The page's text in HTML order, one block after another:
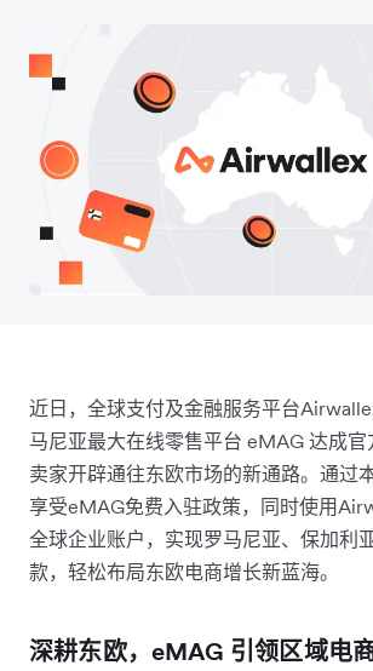
近日，全球支付及金融服务平台
马尼亚最大在线零售平台 eMAG 达成
卖家开辟通往东欧市场的新通路。通过
享受eMAG免费入驻政策，同时使用
全球企业账户，实现罗马尼亚、保加利
款，轻松布局东欧电商增长新蓝海。
深耕东欧，eMAG 引领区域电